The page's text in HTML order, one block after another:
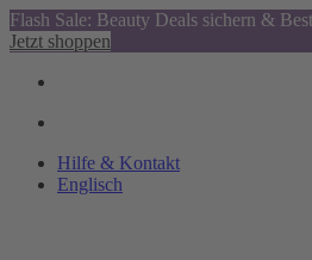
Flash Sale: Beauty Deals sichern &
Jetzt shoppen
Hilfe & Kontakt
Englisch